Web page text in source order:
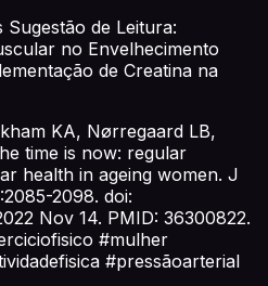
Sugestão de Leitura:
no Envelhecimento
de Creatina na
KA, Nørregaard LB,
time is now: regular
health in ageing women. J
2098. doi:
Nov 14. PMID: 36300822.
#mulher
#pressãoarterial